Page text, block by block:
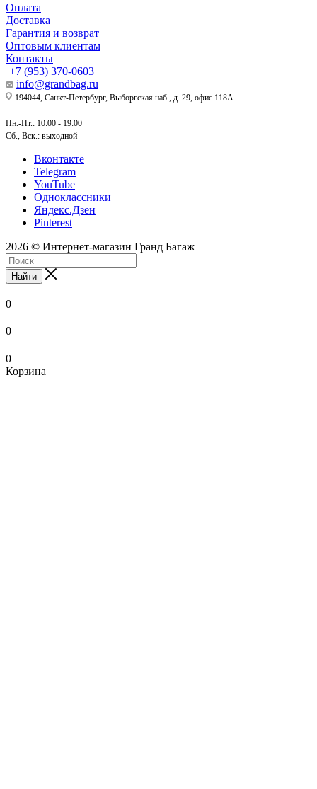
Оплата
Доставка
Гарантия и возврат
Оптовым клиентам
Контакты
+7 (953) 370-0603
info@grandbag.ru
194044, Санкт-Петербург, Выборгская наб., д. 29, офис 118А
Пн.-Пт.: 10:00 - 19:00
Сб., Вск.: выходной
Вконтакте
Telegram
YouTube
Одноклассники
Яндекс.Дзен
Pinterest
2026 © Интернет-магазин Гранд Багаж
Найти
0
0
0
Корзина